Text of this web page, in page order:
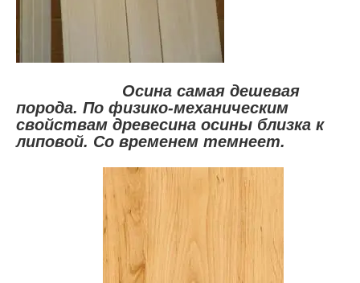
Осина самая дешевая
порода. По физико-механическим
свойствам древесина осины близка к
липовой. Со временем темнеет.